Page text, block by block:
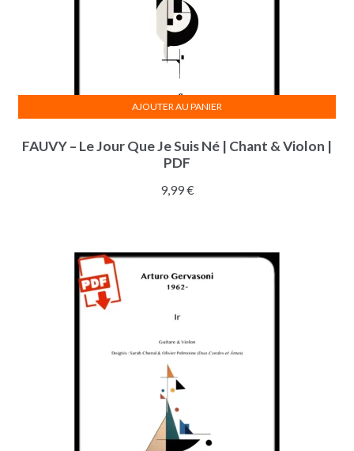
FAUVY – Le Jour Que Je Suis Né | Chant & Violon |
PDF
9,99€
AJOUTER AU PANIER